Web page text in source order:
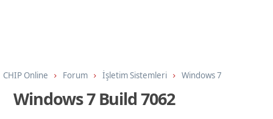
CHIP Online Forum İşletim Sistemleri Windows 7
Windows 7 Build 7062